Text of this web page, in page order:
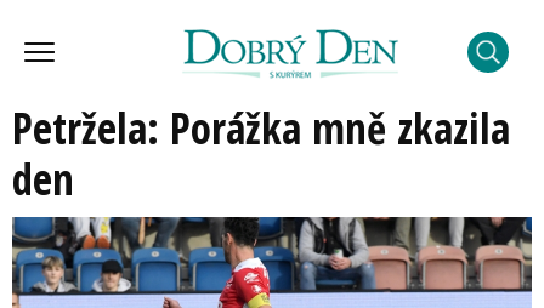
Petržela: Porážka mně zkazila
den